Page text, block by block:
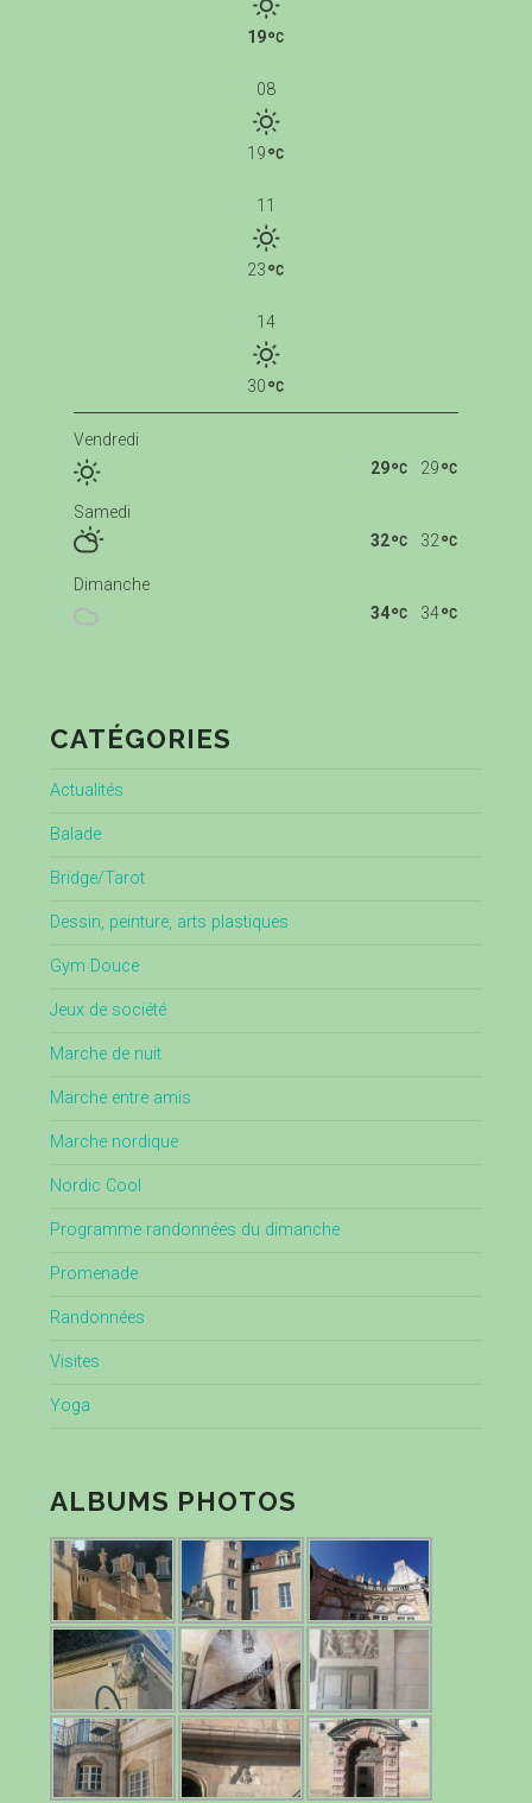
19
08
19
11
23
14
30
Vendredi
29
29
Samedi
32
32
Dimanche
34
34
CATÉGORIES
Actualités
Balade
Bridge/Tarot
Dessin, peinture, arts plastiques
Gym Douce
Jeux de société
Marche de nuit
Marche entre amis
Marche nordique
Nordic Cool
Programme randonnées du dimanche
Promenade
Randonnées
Visites
Yoga
ALBUMS PHOTOS